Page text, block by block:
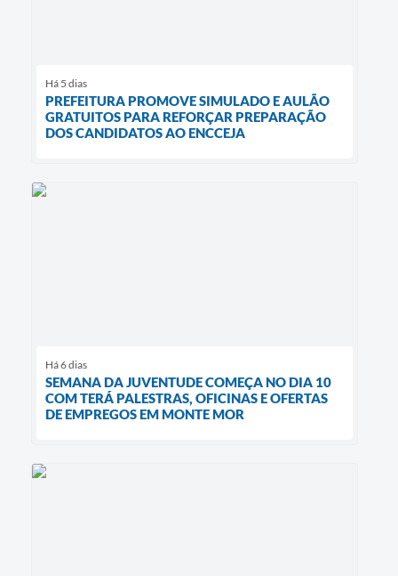
Há 5 dias
PREFEITURA PROMOVE SIMULADO E AULÃO
GRATUITOS PARA REFORÇAR PREPARAÇÃO
DOS CANDIDATOS AO ENCCEJA
Há 6 dias
SEMANA DA JUVENTUDE COMEÇA NO DIA 10
COM TERÁ PALESTRAS, OFICINAS E OFERTAS
DE EMPREGOS EM MONTE MOR